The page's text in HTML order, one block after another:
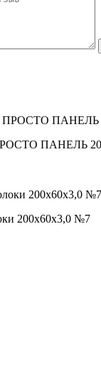
ПРОСТО ПАНЕЛЬ
200х60х3,0 №7